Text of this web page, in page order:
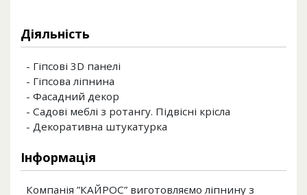
Діяльність
- Гіпсові 3D панелі
- Гіпсова ліпнина
- Фасадний декор
- Садові меблі з ротангу. Підвісні крісла
- Декоративна штукатурка
Інформація
Компанія ”КАЙРОС” виготовляємо ліпнину з